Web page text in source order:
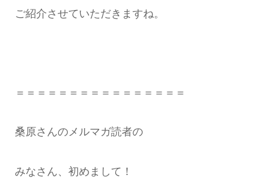
ご紹介させていただきますね。
＝＝＝＝＝＝＝＝＝＝＝＝＝＝＝＝
桑原さんのメルマガ読者の
みなさん、初めまして！